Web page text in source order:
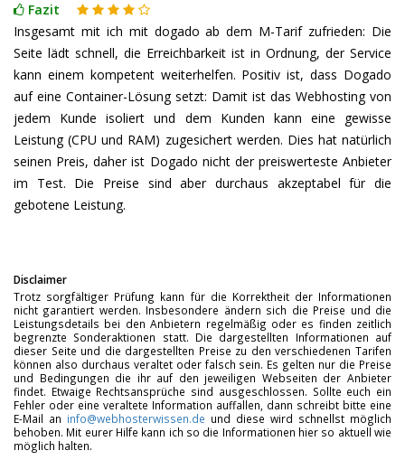
Fazit
Insgesamt mit ich mit dogado ab dem M-Tarif zufrieden: Die
Seite lädt schnell, die Erreichbarkeit ist in Ordnung, der Service
kann einem kompetent weiterhelfen. Positiv ist, dass Dogado
auf eine Container-Lösung setzt: Damit ist das Webhosting von
jedem Kunde isoliert und dem Kunden kann eine gewisse
Leistung (CPU und RAM) zugesichert werden. Dies hat natürlich
seinen Preis, daher ist Dogado nicht der preiswerteste Anbieter
im Test. Die Preise sind aber durchaus akzeptabel für die
gebotene Leistung.
Disclaimer
Trotz sorgfältiger Prüfung kann für die Korrektheit der Informationen
nicht garantiert werden. Insbesondere ändern sich die Preise und die
Leistungsdetails bei den Anbietern regelmäßig oder es finden zeitlich
begrenzte Sonderaktionen statt. Die dargestellten Informationen auf
dieser Seite und die dargestellten Preise zu den verschiedenen Tarifen
können also durchaus veraltet oder falsch sein. Es gelten nur die Preise
und Bedingungen die ihr auf den jeweiligen Webseiten der Anbieter
findet. Etwaige Rechtsansprüche sind ausgeschlossen. Sollte euch ein
Fehler oder eine veraltete Information auffallen, dann schreibt bitte eine
E-Mail an info@webhosterwissen.de und diese wird schnellst möglich
behoben. Mit eurer Hilfe kann ich so die Informationen hier so aktuell wie
möglich halten.